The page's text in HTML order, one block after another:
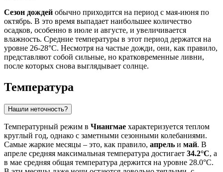
Сезон дождей обычно приходится на период с мая-июня по
октябрь. В это время выпадает наибольшее количество
осадков, особенно в июле и августе, и увеличивается
влажность. Средние температуры в этот период держатся на
уровне 26-28°C. Несмотря на частые дожди, они, как правило,
представляют собой сильные, но кратковременные ливни,
после которых снова выглядывает солнце.
Температура
Нашли неточность?
Температурный режим в Чиангмае характеризуется теплом
круглый год, однако с заметными сезонными колебаниями.
Самые жаркие месяцы – это, как правило, апрель и май. В
апреле средняя максимальная температура достигает 34.2°C, а
в мае средняя общая температура держится на уровне 28.0°C.